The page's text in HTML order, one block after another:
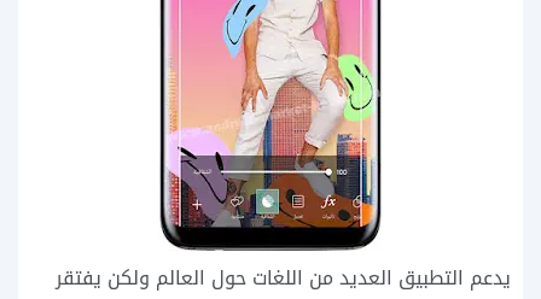
يدعم التطبيق العديد من اللغات حول العالم ولكن يفتقر